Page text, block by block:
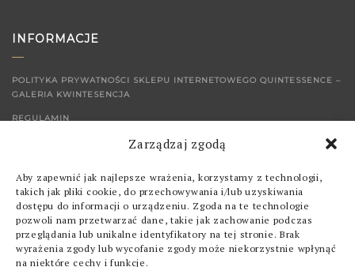
Zarządzaj zgodą
Aby zapewnić jak najlepsze wrażenia, korzystamy z technologii,
takich jak pliki cookie, do przechowywania i/lub uzyskiwania
dostępu do informacji o urządzeniu. Zgoda na te technologie
pozwoli nam przetwarzać dane, takie jak zachowanie podczas
przeglądania lub unikalne identyfikatory na tej stronie. Brak
wyrażenia zgody lub wycofanie zgody może niekorzystnie wpłynąć
na niektóre cechy i funkcje.
INFORMACJE
POLITYKA PRYWATNOŚCI SKLEPU INTERNETOWEGO QUINTESSENCE –
GALERIA KWINTESENCJA
REGULAMIN
SKLEP
OBRAZY
GRAFIKI